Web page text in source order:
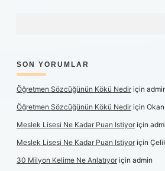
SON YORUMLAR
Öğretmen Sözcüğünün Kökü Nediriçin
Öğretmen Sözcüğünün Kökü Nediriçin Okan
Meslek Lisesi Ne Kadar Puan Istiyoriçin
Meslek Lisesi Ne Kadar Puan Istiyoriçin
30 Milyon Kelime Ne Anlatıyoriçin admin